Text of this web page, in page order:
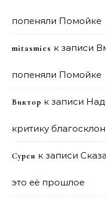
попеняли Помойке
mitasmies к записи
попеняли Помойке
Виктор к записи
критику
Сурен к записи
это её прошлое